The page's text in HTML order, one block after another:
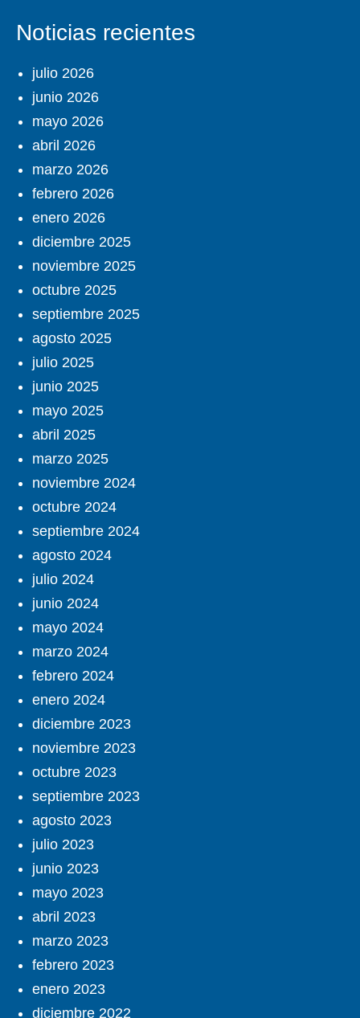
Noticias recientes
julio 2026
junio 2026
mayo 2026
abril 2026
marzo 2026
febrero 2026
enero 2026
diciembre 2025
noviembre 2025
octubre 2025
septiembre 2025
agosto 2025
julio 2025
junio 2025
mayo 2025
abril 2025
marzo 2025
noviembre 2024
octubre 2024
septiembre 2024
agosto 2024
julio 2024
junio 2024
mayo 2024
marzo 2024
febrero 2024
enero 2024
diciembre 2023
noviembre 2023
octubre 2023
septiembre 2023
agosto 2023
julio 2023
junio 2023
mayo 2023
abril 2023
marzo 2023
febrero 2023
enero 2023
diciembre 2022